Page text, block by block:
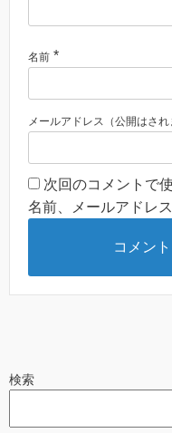
名前 *
メールアドレス（公開はされ
次回のコメントで
名前、メールアドレ
検索